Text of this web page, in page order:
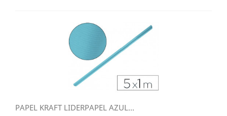
PAPEL KRAFT LIDERPAPEL AZUL...